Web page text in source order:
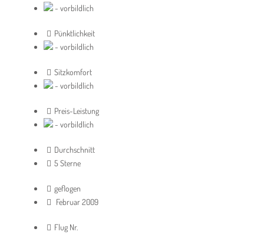
- vorbildlich
Pünktlichkeit
- vorbildlich
Sitzkomfort
- vorbildlich
Preis-Leistung
- vorbildlich
Durchschnitt
5 Sterne
geflogen
Februar 2009
Flug Nr.